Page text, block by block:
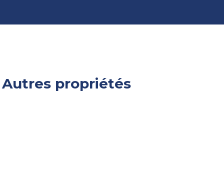
Autres propriétés